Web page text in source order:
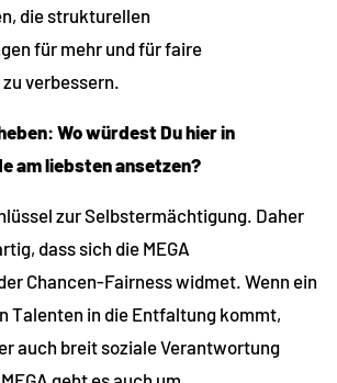
die strukturellen
für mehr und für faire
verbessern.
Wo würdest Du hier in
am liebsten ansetzen?
zur Selbstermächtigung. Daher
dass sich die MEGA
Chancen-Fairness widmet. Wenn ein
Talenten in die Entfaltung kommt,
auch breit soziale Verantwortung